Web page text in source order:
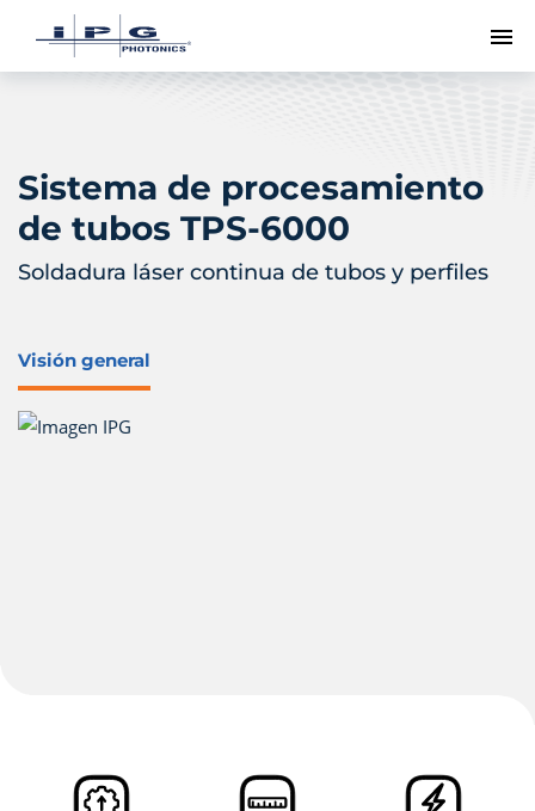
Sistema de procesamiento
de tubos TPS-6000
Soldadura láser continua de tubos y perfiles
Visión general